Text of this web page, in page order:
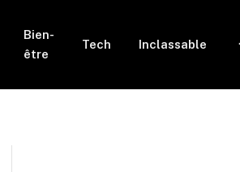
Bien-
être
Tech Inclassable